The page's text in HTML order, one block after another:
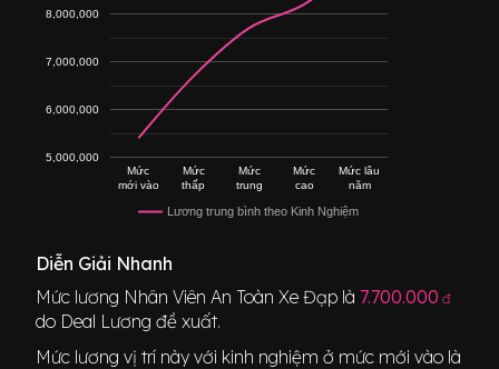
Lương trung bình theo Kinh Nghiệm
Mức
mới vào
Mức
thấp
Mức
trung
Mức
cao
Mức lâu
năm
5,000,000
6,000,000
7,000,000
8,000,000
Diễn Giải Nhanh
Mức lương Nhân Viên An Toàn Xe Đạp là 7.700.000 đ
do Deal Lương đề xuất.
Mức lương vị trí này với kinh nghiệm ở mức mới vào là